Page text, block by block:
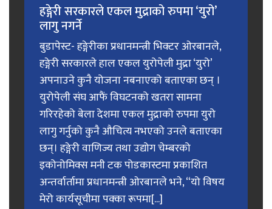
हङ्गेरी सरकारले एकल मुद्राको रुपमा ‘युरो’
लागु नगर्ने
बुडापेस्ट- हङ्गेरीका प्रधानमन्त्री भिक्टर ओरबानले,
हङ्गेरी सरकारले हाल एकल युरोपेली मुद्रा ‘युरो’
अपनाउने कुनै योजना नबनाएको बताएका छन् ।
युरोपेली संघ आफैं विघटनको खतरा सामना
गरिरहेको बेला देशमा एकल मुद्राको रुपमा युरो
लागु गर्नुको कुनै औचित्य नभएको उनले बताएका
छन्। हङ्गेरी वाणिज्य तथा उद्योग चेम्बरको
इकोनोमिक्स मनी टक पोडकास्टमा प्रकाशित
अन्तर्वार्तामा प्रधानमन्त्री ओरबानले भने, “यो विषय
मेरो कार्यसूचीमा पक्का रूपमा[...]